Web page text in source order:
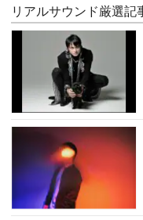
リアルサウンド厳選記